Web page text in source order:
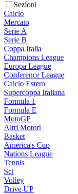
Sezioni
Calcio
Mercato
Serie A
Serie B
Coppa Italia
Champions League
Europa League
Conference League
Calcio Estero
Supercoppa Italiana
Formula 1
Formula E
MotoGP
Altri Motori
Basket
America's Cup
Nations League
Tennis
Sci
Volley
Drive UP